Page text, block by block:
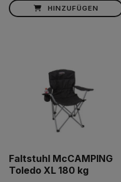
HINZUFÜGEN
Faltstuhl McCAMPING
Toledo XL 180 kg